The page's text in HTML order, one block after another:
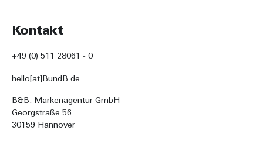
Kontakt
+49 (0) 511 28061 - 0
hello[at]BundB.de
B&B. Markenagentur GmbH
Georgstraße 56
30159 Hannover